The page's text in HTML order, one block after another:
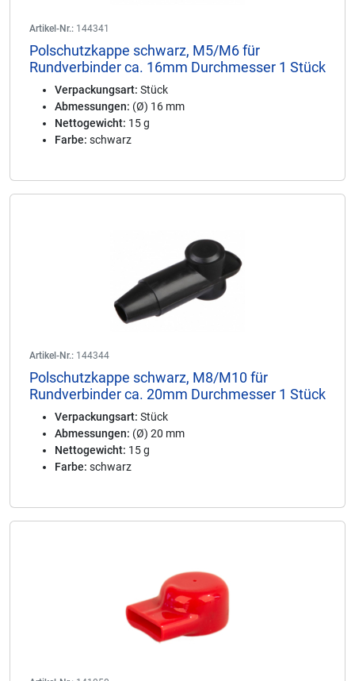
Artikel-Nr.: 144341
Polschutzkappe schwarz, M5/M6 für
Rundverbinder ca. 16mm Durchmesser 1 Stück
Verpackungsart: Stück
Abmessungen: (Ø) 16 mm
Nettogewicht: 15 g
Farbe: schwarz
Artikel-Nr.: 144344
Polschutzkappe schwarz, M8/M10 für
Rundverbinder ca. 20mm Durchmesser 1 Stück
Verpackungsart: Stück
Abmessungen: (Ø) 20 mm
Nettogewicht: 15 g
Farbe: schwarz